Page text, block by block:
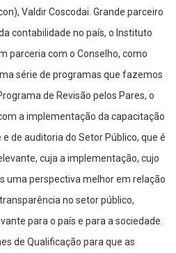
Valdir Coscodai. Grande parceiro
contabilidade no país, o Instituto
parceria com o Conselho, como
série de programas que fazemos
de Revisão pelos Pares, o
a implementação da capacitação
de auditoria do Setor Público, que é
cuja a implementação, cujo
uma perspectiva melhor em relação
no setor público,
para o país e para a sociedade.
de Qualificação para que as